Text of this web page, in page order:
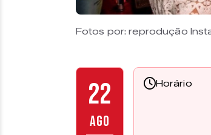
Fotos por: reprodução
22
AGO
Horário